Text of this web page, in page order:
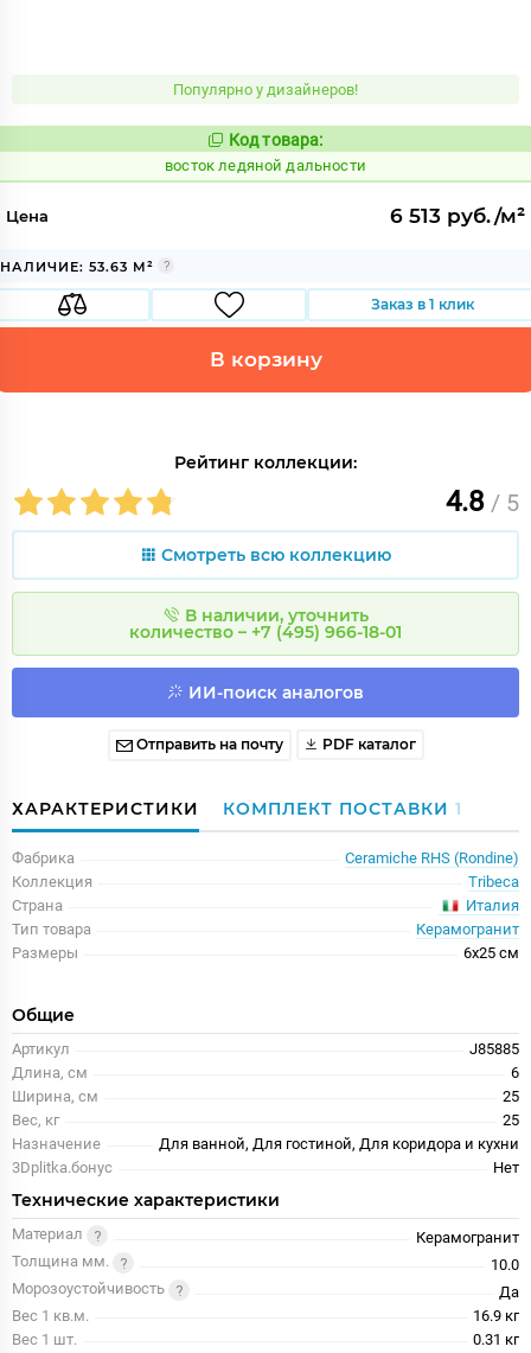
Популярно у дизайнеров!
Код:
208871
Код товара:
восток ледяной дальности
Цена 6 513 руб./м²
НАЛИЧИЕ: 53.63 М²
Заказ в 1 клик
В корзину
Рейтинг коллекции:
4.8 / 5
Смотреть всю коллекцию
В наличии, уточнить
количество – +7 (495) 966-18-01
ИИ-поиск аналогов
Отправить на почту PDF каталог
ХАРАКТЕРИСТИКИ КОМПЛЕКТ ПОСТАВКИ 1
Фабрика
Ceramiche RHS (Rondine)
Коллекция
Tribeca
Страна
Италия
Тип товара
Керамогранит
Размеры
6x25 см
Общие
Артикул
J85885
Длина, см
6
Ширина, см
25
Вес, кг
25
Назначение
Для ванной, Для гостиной, Для коридора и кухни
3Dplitka.бонус
Нет
Технические характеристики
Материал
Керамогранит
Толщина мм.
10.0
Морозоустойчивость
Да
Вес 1 кв.м.
16.9 кг
Вес 1 шт.
0.31 кг